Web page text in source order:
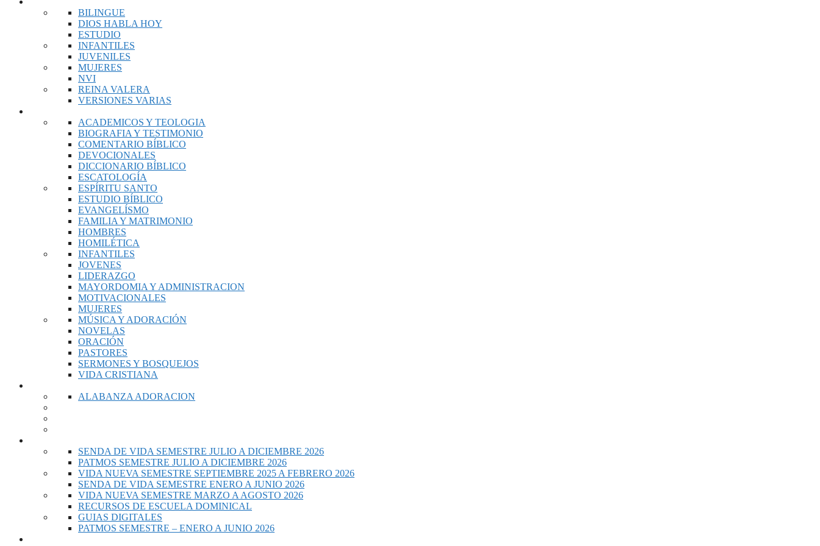
BILINGUE
DIOS HABLA HOY
ESTUDIO
INFANTILES
JUVENILES
MUJERES
NVI
REINA VALERA
VERSIONES VARIAS
ACADEMICOS Y TEOLOGIA
BIOGRAFIA Y TESTIMONIO
COMENTARIO BÍBLICO
DEVOCIONALES
DICCIONARIO BÍBLICO
ESCATOLOGÍA
ESPÍRITU SANTO
ESTUDIO BÍBLICO
EVANGELÍSMO
FAMILIA Y MATRIMONIO
HOMBRES
HOMILÉTICA
INFANTILES
JOVENES
LIDERAZGO
MAYORDOMIA Y ADMINISTRACION
MOTIVACIONALES
MUJERES
MÚSICA Y ADORACIÓN
NOVELAS
ORACIÓN
PASTORES
SERMONES Y BOSQUEJOS
VIDA CRISTIANA
ALABANZA ADORACION
SENDA DE VIDA SEMESTRE JULIO A DICIEMBRE 2026
PATMOS SEMESTRE JULIO A DICIEMBRE 2026
VIDA NUEVA SEMESTRE SEPTIEMBRE 2025 A FEBRERO 2026
SENDA DE VIDA SEMESTRE ENERO A JUNIO 2026
VIDA NUEVA SEMESTRE MARZO A AGOSTO 2026
RECURSOS DE ESCUELA DOMINICAL
GUIAS DIGITALES
PATMOS SEMESTRE – ENERO A JUNIO 2026